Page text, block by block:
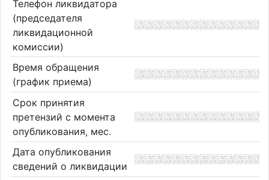
Телефон ликвидатора
(председателя
ликвидационной
комиссии)
Время обращения
(график приема)
Срок принятия
претензий с момента
опубликования, мес.
Дата опубликования
сведений о ликвидации